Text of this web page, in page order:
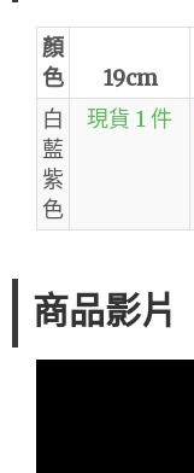
顏
色
19cm
白
藍
紫
色
現貨 1 件
商品影片